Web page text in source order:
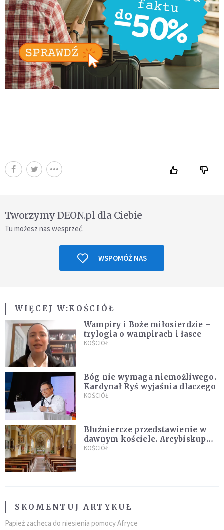
Tworzymy DEON.pl dla Ciebie
Tu możesz nas wesprzeć.
WSPOMÓŻ NAS
WIĘCEJ W:KOŚCIÓŁ
Wampiry i Boże miłosierdzie –
trylogia o wampirach i łasce
KOŚCIÓŁ
Bóg nie wymaga niemożliwego.
Kardynał Ryś wyjaśnia dlaczego
KOŚCIÓŁ
Bluźniercze przedstawienie w
dawnym kościele. Arcybiskup
stanowczo reaguje
KOŚCIÓŁ
SKOMENTUJ ARTYKUŁ
Papież zachęca do niesienia pomocy Afryce